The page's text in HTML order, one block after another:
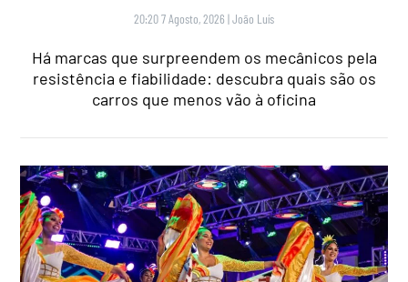
20:20 7 Agosto, 2026 |João Luís
Há marcas que surpreendem os mecânicos pela
resistência e fiabilidade: descubra quais são os
carros que menos vão à oficina